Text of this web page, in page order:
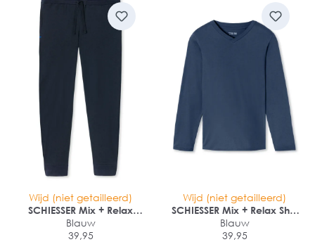
Wijd (niet getailleerd)
SCHIESSER Mix + Relax
Pantalon
Blauw
39,95
Wijd (niet getailleerd)
SCHIESSER Mix + Relax Shirt
1/1 arm
Blauw
39,95